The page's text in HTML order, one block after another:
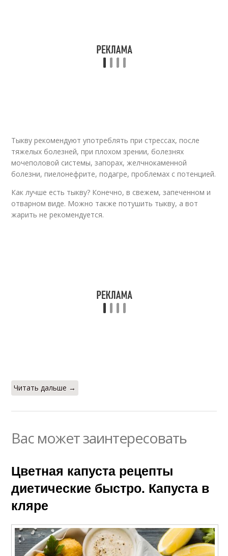
Тыкву рекомендуют употреблять при стрессах, после
тяжелых болезней, при плохом зрении, болезнях
мочеполовой системы, запорах, желчнокаменной
болезни, пиелонефрите, подагре, проблемах с потенцией.
Как лучше есть тыкву? Конечно, в свежем, запеченном и
отварном виде. Можно также потушить тыкву, а вот
жарить не рекомендуется.
Читать дальше →
Вас может заинтересовать
Цветная капуста рецепты
диетические быстро. Капуста в
кляре